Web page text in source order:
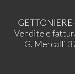
Vendite e
G. Mercalli